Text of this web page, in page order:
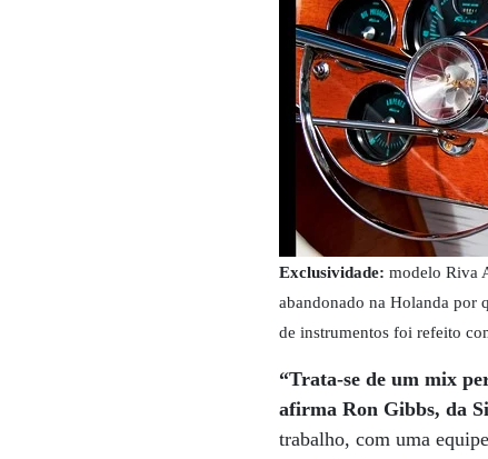
Exclusividade:modelo Riva
abandonado na Holanda por
de instrumentos foi refeito
“Trata-se de um mix
afirma Ron Gibbs, da
trabalho, com uma